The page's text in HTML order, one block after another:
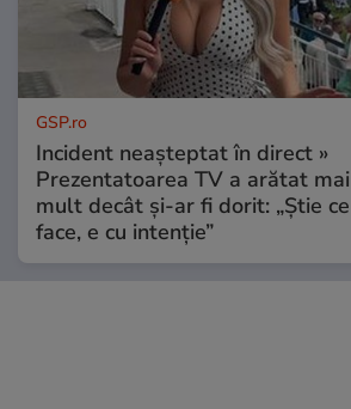
GSP.ro
Incident neașteptat în direct »
Prezentatoarea TV a arătat mai
mult decât și-ar fi dorit: „Știe ce
face, e cu intenție”